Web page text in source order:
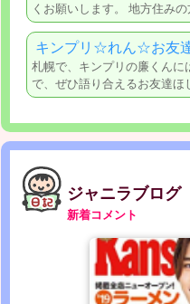
くお願いします。 地方住み
キンプリ☆れん☆お友
札幌で、キンプリの廉くん
で、ぜひ語り合えるお友達ほ
ジャニラブログ
新着コメント